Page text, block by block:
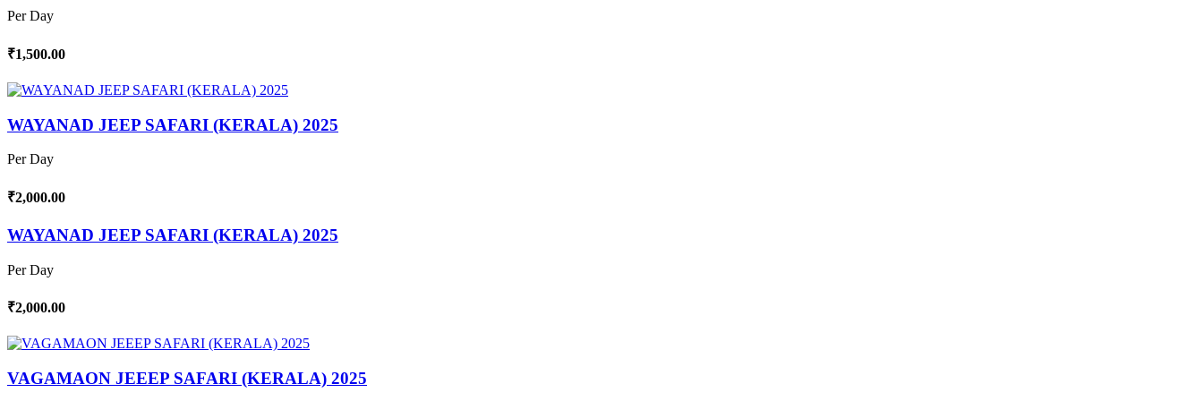
Per Day
₹1,500.00
WAYANAD JEEP SAFARI (KERALA) 2025
Per Day
₹2,000.00
WAYANAD JEEP SAFARI (KERALA) 2025
Per Day
₹2,000.00
VAGAMAON JEEEP SAFARI (KERALA) 2025